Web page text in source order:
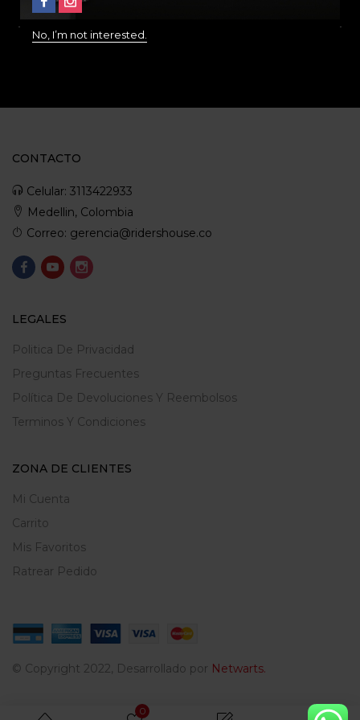
0
No, I’m not interested.
SEGURO
CONTACTO
Celular: 3113422933
Medellin, Colombia
Correo: gerencia@ridershouse.co
LEGALES
Politica De Privacidad
Preguntas Frecuentes
Política De Devoluciones Y Reembolsos
Terminos Y Condiciones
ZONA DE CLIENTES
Mi Cuenta
Carrito
Mis Favoritos
Ratrear Pedido
© Copyright 2022, Desarrollado por Netwarts.